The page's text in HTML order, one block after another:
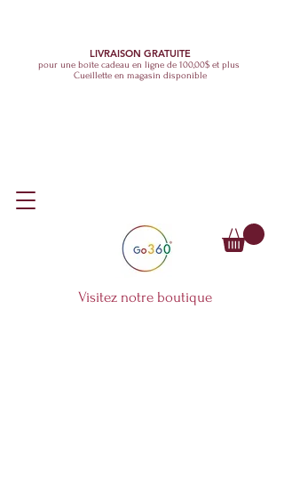
LIVRAISON GRATUITE
pour une boîte cadeau en ligne de 100,00$ et plus
Cueillette en magasin disponible
Visitez notre boutique